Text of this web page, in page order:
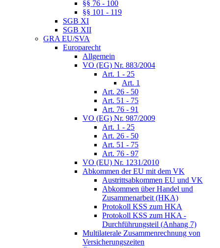
§§ 76 - 100
§§ 101 - 119
SGB XI
SGB XII
GRA EU/SVA
Europarecht
Allgemein
VO (EG) Nr. 883/2004
Art. 1 - 25
Art. 1
Art. 26 - 50
Art. 51 - 75
Art. 76 - 91
VO (EG) Nr. 987/2009
Art. 1 - 25
Art. 26 - 50
Art. 51 - 75
Art. 76 - 97
VO (EU) Nr. 1231/2010
Abkommen der EU mit dem VK
Austrittsabkommen EU und VK
Abkommen über Handel und
Zusammenarbeit (HKA)
Protokoll KSS zum HKA
Protokoll KSS zum HKA -
Durchführungsteil (Anhang 7)
Multilaterale Zusammenrechnung von
Versicherungszeiten